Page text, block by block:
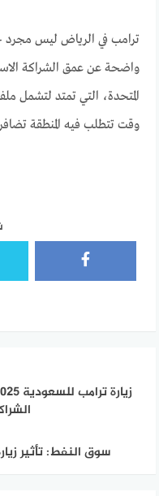
ترامب في الرياض ليس
واضحة عن عمق الشراكة
المتحدة، التي تمتد لتشمل
وقت تتطلب فيه المنطقة
سوق النفط: تأثير